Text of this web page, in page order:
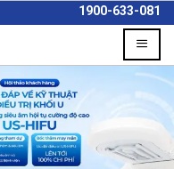
1900-633-081